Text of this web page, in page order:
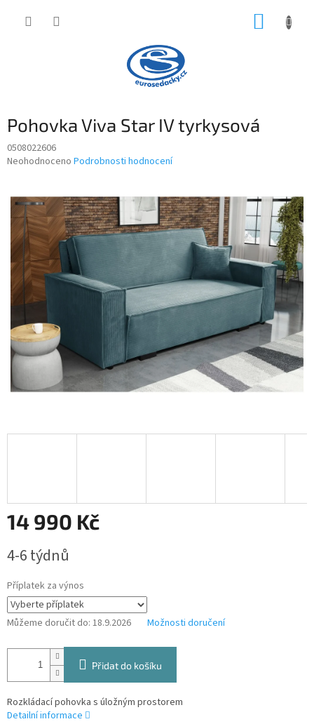
Pohovka Viva Star IV tyrkysová
0508022606
Průměrné
je
0,0
z
5
hvězdiček.
Neohodnoceno Podrobnosti hodnocení
14 990 Kč
cena:
4-6 týdnů
Příplatek za výnos
Můžeme doručit do: 18.9.2026 Možnosti doručení
Přidat do košíku
Rozkládací pohovka s úložným prostorem
Detailní informace